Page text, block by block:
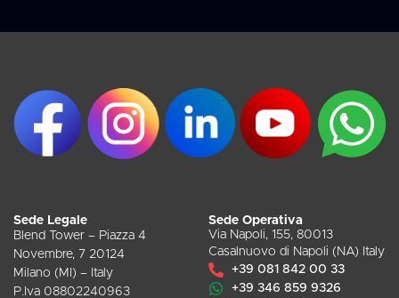
Sede Legale
Blend Tower – Piazza 4
Novembre, 7 20124
Milano (MI) – Italy
P.Iva 08802240963
Sede Operativa
Via Napoli, 155, 80013
Casalnuovo di Napoli (NA) Italy
+39 081 842 00 33
+39 346 859 9326